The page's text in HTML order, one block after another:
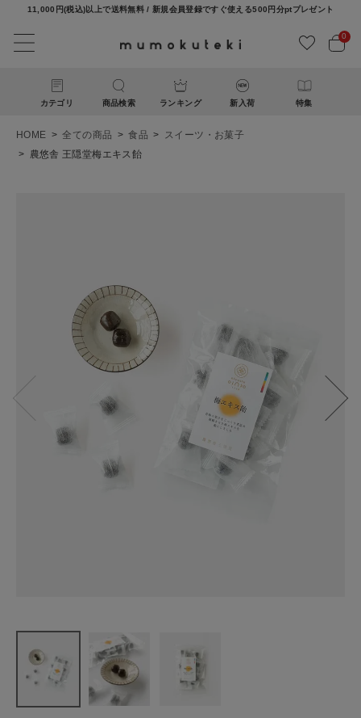
11,000円(税込)以上で送料無料 / 新規会員登録ですぐ使える500円分ptプレゼント
0
カテゴリ 商品検索 ランキング 新入荷 特集
ようこそ ゲスト 様
ログイン 新規会員登録
ファッション雑貨
HOME 全ての商品 食品
スイーツ・お菓子
農悠舎 王隠堂梅エキス飴